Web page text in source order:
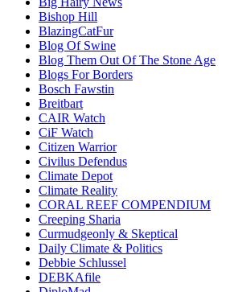
Bishop Hill
BlazingCatFur
Blog Of Swine
Blog Them Out Of The Stone Age
Blogs For Borders
Bosch Fawstin
Breitbart
CAIR Watch
CiF Watch
Citizen Warrior
Civilus Defendus
Climate Depot
Climate Reality
CORAL REEF COMPENDIUM
Creeping Sharia
Curmudgeonly & Skeptical
Daily Climate & Politics
Debbie Schlussel
DEBKAfile